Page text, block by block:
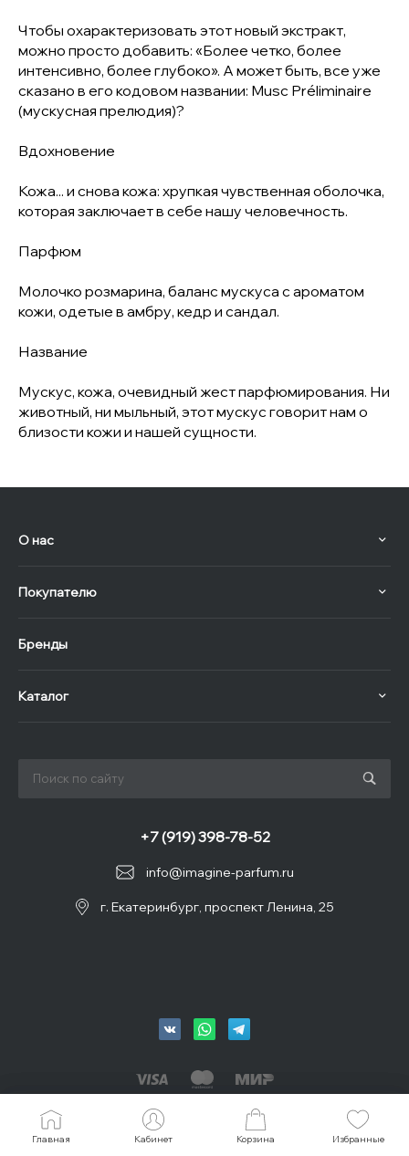
Главная Кабинет Корзина Избранные
Главная Кабинет Корзина Избранные
Чтобы охарактеризовать этот новый экстракт,
можно просто добавить: «Более четко, более
интенсивно, более глубоко». А может быть, все уже
сказано в его кодовом названии: Musc Préliminaire
(мускусная прелюдия)?
Вдохновение
Кожа... и снова кожа: хрупкая чувственная оболочка,
которая заключает в себе нашу человечность.
Парфюм
Молочко розмарина, баланс мускуса с ароматом
кожи, одетые в амбру, кедр и сандал.
Название
Мускус, кожа, очевидный жест парфюмирования. Ни
животный, ни мыльный, этот мускус говорит нам о
близости кожи и нашей сущности.
О нас
Покупателю
Бренды
Каталог
info@imagine-parfum.ru
+7 (919) 398-78-52
г. Екатеринбург, проспект Ленина, 25
© 2026 IMAGINE, Все права защищены